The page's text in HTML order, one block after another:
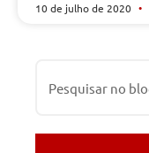
10 de julho de 2020